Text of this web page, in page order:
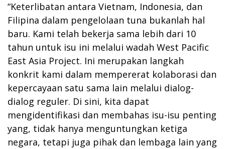
“Keterlibatan antara Vietnam, Indonesia, dan
Filipina dalam pengelolaan tuna bukanlah hal
baru. Kami telah bekerja sama lebih dari 10
tahun untuk isu ini melalui wadah West Pacific
East Asia Project. Ini merupakan langkah
konkrit kami dalam mempererat kolaborasi dan
kepercayaan satu sama lain melalui dialog-
dialog reguler. Di sini, kita dapat
mengidentifikasi dan membahas isu-isu penting
yang, tidak hanya menguntungkan ketiga
negara, tetapi juga pihak dan lembaga lain yang